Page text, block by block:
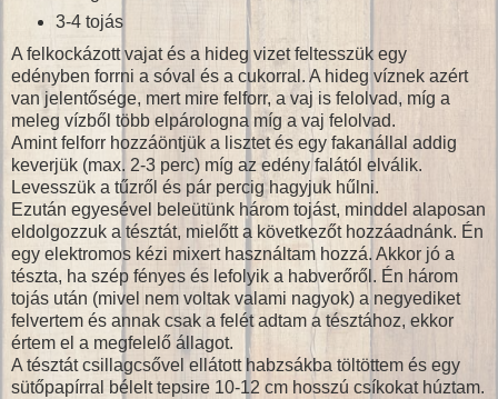
3-4 tojás
A felkockázott vajat és a hideg vizet feltesszük egy
edényben forrni a sóval és a cukorral. A hideg víznek azért
van jelentősége, mert mire felforr, a vaj is felolvad, míg a
meleg vízből több elpárologna míg a vaj felolvad.
Amint felforr hozzáöntjük a lisztet és egy fakanállal addig
keverjük (max. 2-3 perc) míg az edény falától elválik.
Levesszük a tűzről és pár percig hagyjuk hűlni.
Ezután egyesével beleütünk három tojást, minddel alaposan
eldolgozzuk a tésztát, mielőtt a következőt hozzáadnánk. Én
egy elektromos kézi mixert használtam hozzá. Akkor jó a
tészta, ha szép fényes és lefolyik a habverőről. Én három
tojás után (mivel nem voltak valami nagyok) a negyediket
felvertem és annak csak a felét adtam a tésztához, ekkor
értem el a megfelelő állagot.
A tésztát csillagcsővel ellátott habzsákba töltöttem és egy
sütőpapírral bélelt tepsire 10-12 cm hosszú csíkokat húztam.